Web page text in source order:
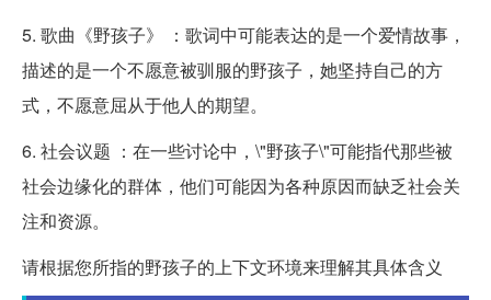
5. 歌曲《野孩子》 ：歌词中可能表达的是一个爱情故事，
描述的是一个不愿意被驯服的野孩子，她坚持自己的方
式，不愿意屈从于他人的期望。
6. 社会议题 ：在一些讨论中，\"野孩子\"可能指代那些被
社会边缘化的群体，他们可能因为各种原因而缺乏社会关
注和资源。
请根据您所指的野孩子的上下文环境来理解其具体含义